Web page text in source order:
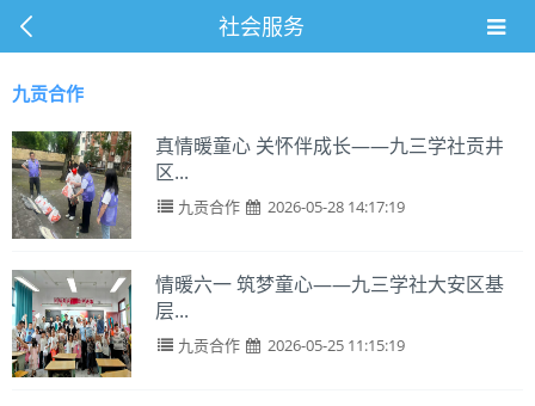
社会服务
九贡合作
真情暖童心 关怀伴成长——九三学社贡井
区...
九贡合作 2026-05-28 14:17:19
情暖六一 筑梦童心——九三学社大安区基
层...
九贡合作 2026-05-25 11:15:19